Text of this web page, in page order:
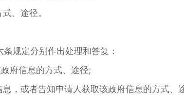
、途径。
规定分别作出处理和答复：
府信息的方式、途径;
或者告知申请人获取该政府信息的方式、